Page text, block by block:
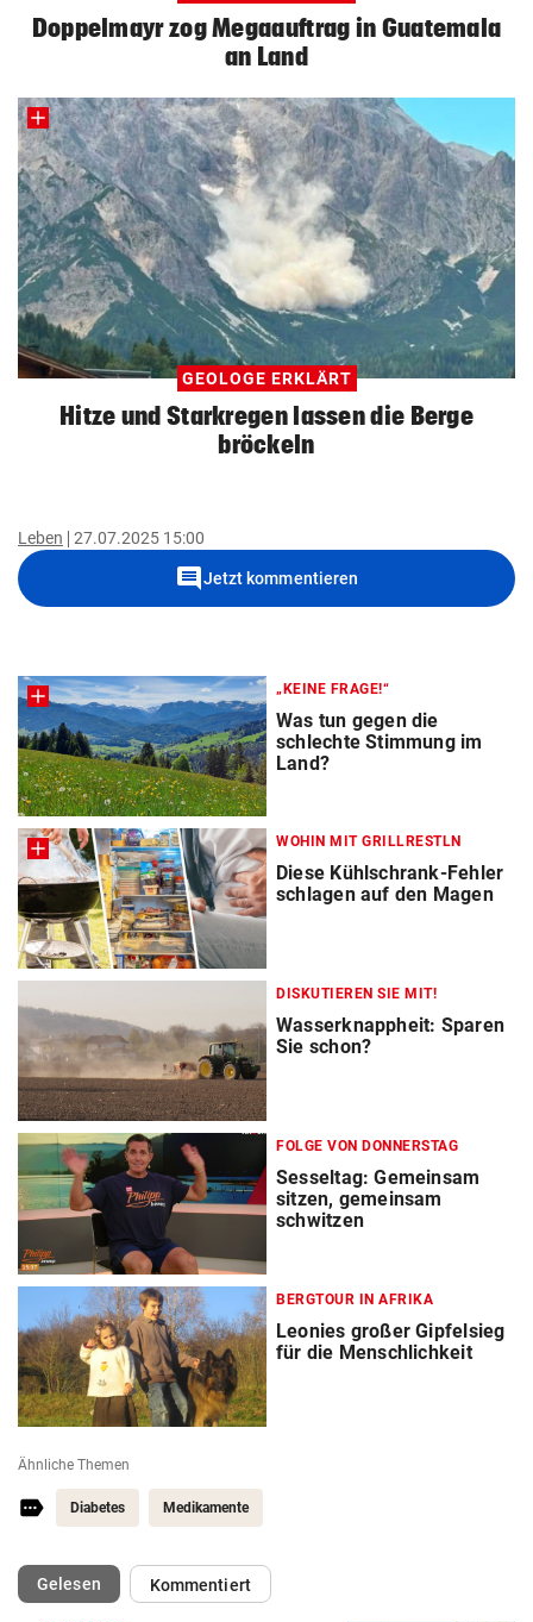
Doppelmayr zog Megaauftrag in Guatemala
an Land
GEOLOGE ERKLÄRT
Hitze und Starkregen lassen die Berge
bröckeln
Leben 27.07.2025 15:00
commentJetzt kommentieren
„KEINE FRAGE!“
Was tun gegen die
schlechte Stimmung im
Land?
WOHIN MIT GRILLRESTLN
Diese Kühlschrank-Fehler
schlagen auf den Magen
DISKUTIEREN SIE MIT!
Wasserknappheit: Sparen
Sie schon?
FOLGE VON DONNERSTAG
Sesseltag: Gemeinsam
sitzen, gemeinsam
schwitzen
BERGTOUR IN AFRIKA
Leonies großer Gipfelsieg
für die Menschlichkeit
Ähnliche Themen
Diabetes Medikamente
Gelesen(ausgewählt)Kommentiert